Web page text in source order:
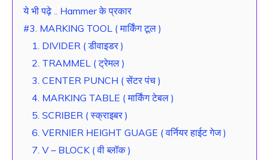
ये भी पढ़े .. Hammer के प्रकार
#3. MARKING TOOL ( मार्किंग टूल )
1. DIVIDER ( डीवाइडर )
2. TRAMMEL ( ट्रेमल )
3. CENTER PUNCH ( सेंटर पंच )
4. MARKING TABLE ( मार्किंग टेबल )
5. SCRIBER ( स्क्राइबर )
6. VERNIER HEIGHT GUAGE ( वर्नियर हाईट गेज )
7. V – BLOCK ( वी ब्लॉक )